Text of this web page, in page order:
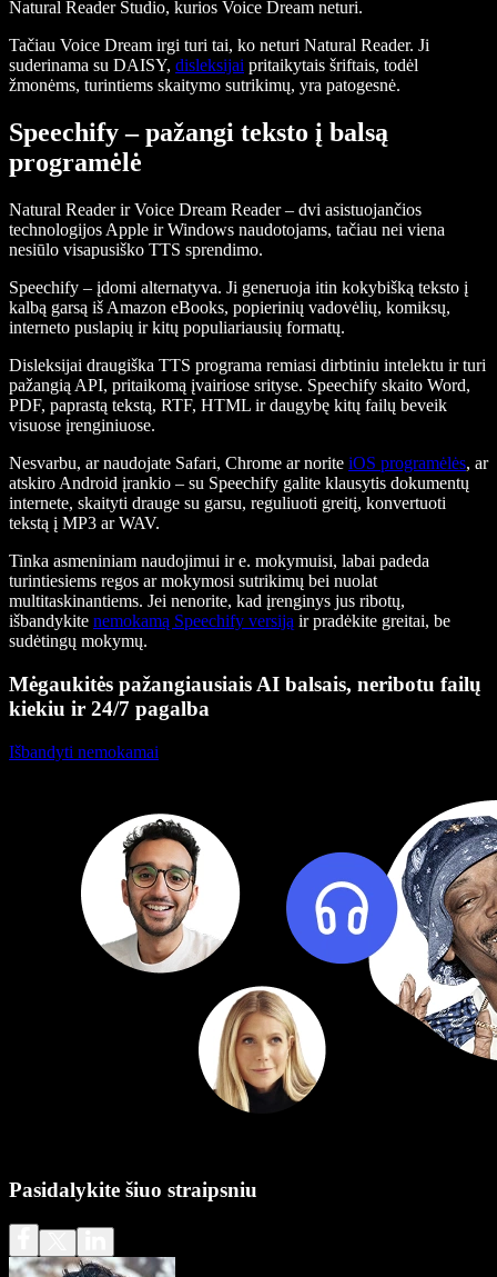
Natural Reader Studio, kurios Voice Dream neturi.
Tačiau Voice Dream irgi turi tai, ko neturi Natural Reader. Ji
suderinama su DAISY, disleksijai pritaikytais šriftais, todėl
žmonėms, turintiems skaitymo sutrikimų, yra patogesnė.
Speechify – pažangi teksto į balsą
programėlė
Natural Reader ir Voice Dream Reader – dvi asistuojančios
technologijos Apple ir Windows naudotojams, tačiau nei viena
nesiūlo visapusiško TTS sprendimo.
Speechify – įdomi alternatyva. Ji generuoja itin kokybišką teksto į
kalbą garsą iš Amazon eBooks, popierinių vadovėlių, komiksų,
interneto puslapių ir kitų populiariausių formatų.
Disleksijai draugiška TTS programa remiasi dirbtiniu intelektu ir turi
pažangią API, pritaikomą įvairiose srityse. Speechify skaito Word,
PDF, paprastą tekstą, RTF, HTML ir daugybę kitų failų beveik
visuose įrenginiuose.
Nesvarbu, ar naudojate Safari, Chrome ar norite iOS programėlės, ar
atskiro Android įrankio – su Speechify galite klausytis dokumentų
internete, skaityti drauge su garsu, reguliuoti greitį, konvertuoti
tekstą į MP3 ar WAV.
Tinka asmeniniam naudojimui ir e. mokymuisi, labai padeda
turintiesiems regos ar mokymosi sutrikimų bei nuolat
multitaskinantiems. Jei nenorite, kad įrenginys jus ribotų,
išbandykite nemokamą Speechify versiją ir pradėkite greitai, be
sudėtingų mokymų.
Mėgaukitės pažangiausiais AI balsais, neribotu failų
kiekiu ir 24/7 pagalba
Išbandyti nemokamai
Pasidalykite šiuo straipsniu